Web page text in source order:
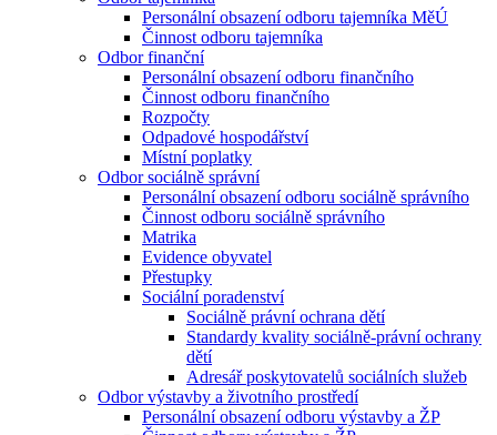
Personální obsazení odboru tajemníka MěÚ
Činnost odboru tajemníka
Odbor finanční
Personální obsazení odboru finančního
Činnost odboru finančního
Rozpočty
Odpadové hospodářství
Místní poplatky
Odbor sociálně správní
Personální obsazení odboru sociálně správního
Činnost odboru sociálně správního
Matrika
Evidence obyvatel
Přestupky
Sociální poradenství
Sociálně právní ochrana dětí
Standardy kvality sociálně-právní ochrany
dětí
Adresář poskytovatelů sociálních služeb
Odbor výstavby a životního prostředí
Personální obsazení odboru výstavby a ŽP